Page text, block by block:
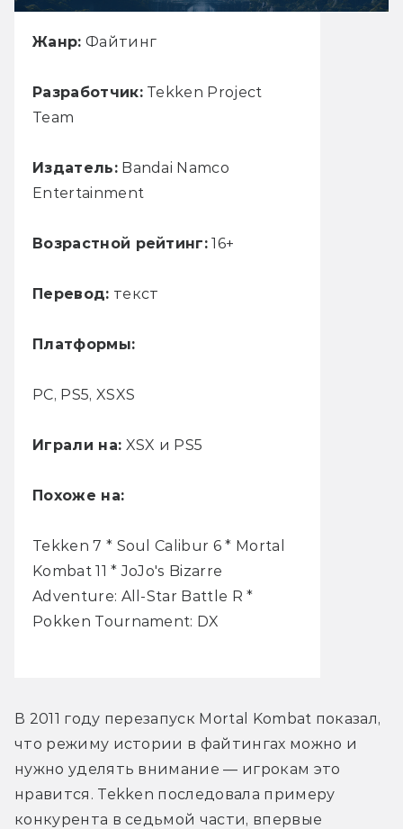
Жанр: Файтинг
Разработчик:Tekken Project
Team
Издатель:Bandai Namco
Entertainment
Возрастной рейтинг: 16+
Перевод: текст
Платформы:
PC, PS5, XSXS
Играли на: XSX и PS5
Похоже на:
Tekken 7 * Soul Calibur 6 * Mortal
Kombat 11 * JoJo's Bizarre
Adventure: All-Star Battle R *
Pokken Tournament: DX
В 2011 году перезапуск Mortal Kombat показал,
что режиму истории в файтингах можно и
нужно уделять внимание — игрокам это
нравится. Tekken последовала примеру
конкурента в седьмой части, впервые